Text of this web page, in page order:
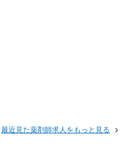
最近見た薬剤師求人をもっと見る